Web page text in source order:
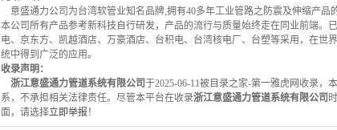
意盛通力公司为台湾软管业知名品牌,拥有40多年工业管路之防震及伸缩产
本公司所有产品参考新科技自行研发，产品的流行与质量始终走在同业前端。
电、京东方、凯越酒店、万豪酒店、台积电、台湾核电厂、台塑等采用，在
统中得到广泛的应用。
收录声明：
浙江意盛通力管道系统有限公司于2025-06-11被目录之家-第一雅虎网收录，
系，不承担相关法律责任。尽管本平台在收录浙江意盛通力管道系统有限公司
面，请选择立即举报 ！